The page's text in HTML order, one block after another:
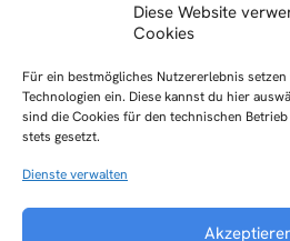
Diese Website
Cookies
Für ein bestmögliches Nutzererlebnis
Technologien ein. Diese kannst du hier
sind die Cookies für den technischen
stets gesetzt.
Dienste verwalten
Impressum